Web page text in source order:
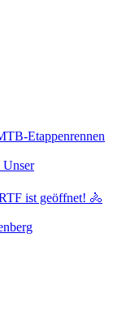
Etappenrennen
Unser
ist geöffnet! 🚴